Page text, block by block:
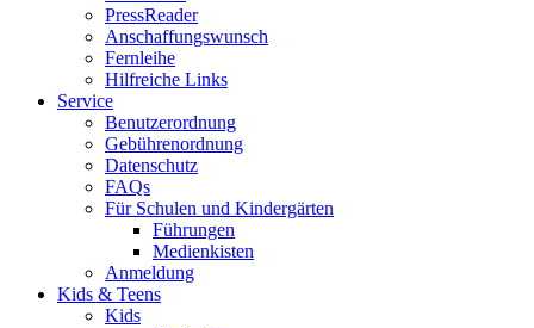
PressReader
Anschaffungswunsch
Fernleihe
Hilfreiche Links
Service
Benutzerordnung
Gebührenordnung
Datenschutz
FAQs
Für Schulen und Kindergärten
Führungen
Medienkisten
Anmeldung
Kids & Teens
Kids